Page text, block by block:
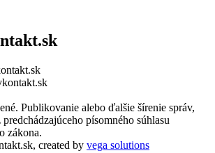
Publikovanie alebo ďalšie šírenie správ,
písomného súhlasu
zákona.
created by vega solutions